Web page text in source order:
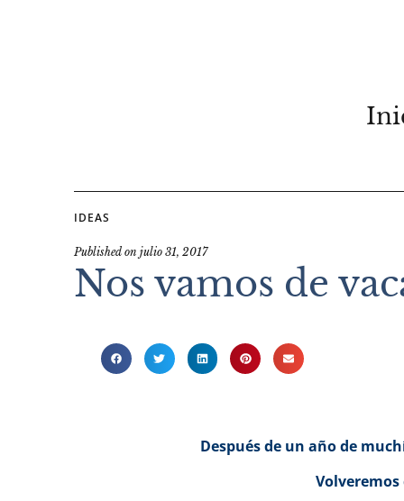
IDEAS
Published on julio 31, 2017
Nos vamos de
Después de un año de